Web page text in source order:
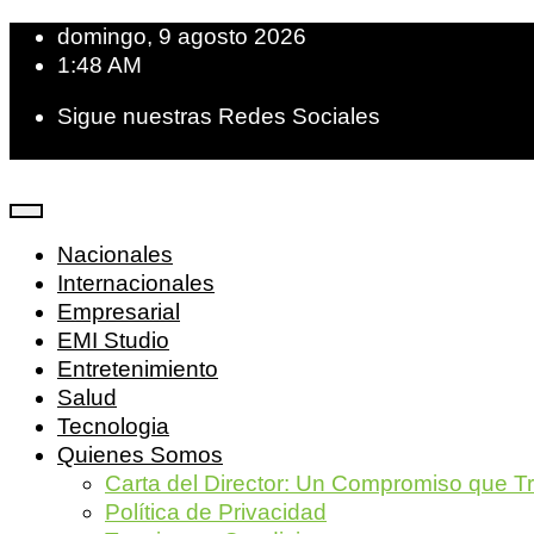
domingo, 9 agosto 2026
1:48 AM
Sigue nuestras Redes Sociales
Nacionales
Internacionales
Empresarial
EMI Studio
Entretenimiento
Salud
Tecnologia
Quienes Somos
Carta del Director: Un Compromiso que
Política de Privacidad